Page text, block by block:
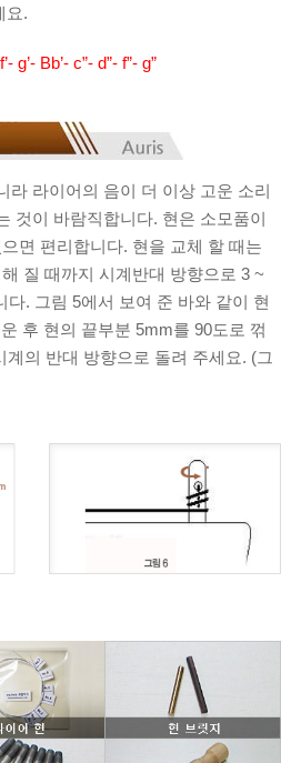
요.
g’- Bb’- c”- d”- f”- g”
라 라이어의 음이 더 이상 고운 소리
것이 바람직합니다. 현은 소모품이
면 편리합니다. 현을 교체 할 때는
질 때까지 시계반대 방향으로 3 ~
. 그림 5에서 보여 준 바와 같이 현
후 현의 끝부분 5mm를 90도로 꺾
계의 반대 방향으로 돌려 주세요. (그